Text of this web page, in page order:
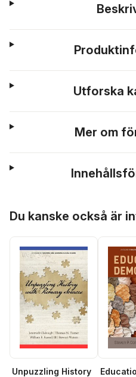
Utforska
Mer om
Du kanske också är
Unpuzzling History